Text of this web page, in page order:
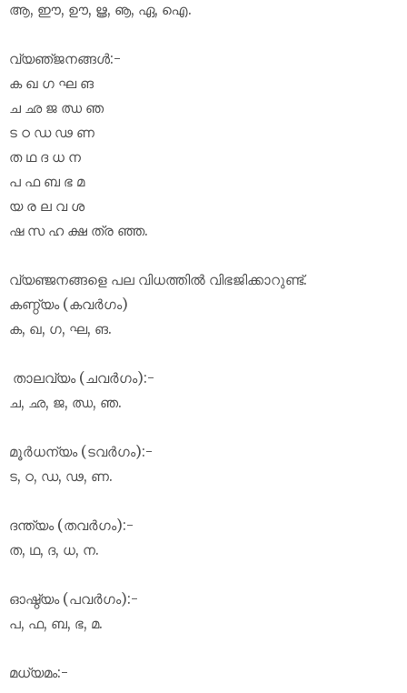
ആ, ഈ, ഊ, ൠ, ൡ, ഏ, ഐ.
‪വ്യഞ്‌ജനങ്ങൾ:-
ക ഖ ഗ ഘ ങ
ച ഛ ജ ഝ ഞ
ട ഠ ഡ ഢ ണ
ത ഥ ദ ധ ന
പ ഫ ബ ഭ മ
യ ര ല വ ശ
ഷ സ ഹ ക്ഷ ത്ര ഞ്ഞ.
വ്യഞ്ജനങ്ങളെ പല വിധത്തിൽ വിഭജിക്കാറുണ്ട്.
കണ്ഠ്യം (കവർഗം)
ക, ഖ, ഗ, ഘ, ങ.
താലവ്യം (ചവർഗം):-
ച, ഛ, ജ, ഝ, ഞ.
മൂർധന്യം (ടവർഗം):-
ട, ഠ, ഡ, ഢ, ണ.
ദന്ത്യം (തവർഗം):-
ത, ഥ, ദ, ധ, ന.
ഓഷ്ഠ്യം (പവർഗം):-
പ, ഫ, ബ, ഭ, മ.
മധ്യമം:-